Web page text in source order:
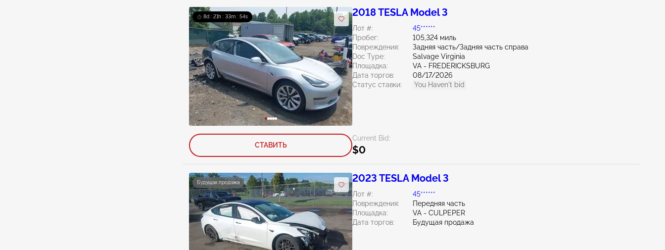
8d : 21h : 33m : 53s 2018 TESLA Model 3
Лот #:
45******
Пробег:
105,324 миль
Повреждения:
Задняя часть/Задняя часть справа
Doc Type:
Salvage Virginia
Площадка:
VA - FREDERICKSBURG
Дата торгов:
08/17/2026
Статус ставки:
You Haven't bid
Current Bid:
$0
СТАВИТЬ
Будущая продажа 2023 TESLA Model 3
Лот #:
45******
Повреждения:
Передняя часть
Площадка:
VA - CULPEPER
Дата торгов:
Будущая продажа